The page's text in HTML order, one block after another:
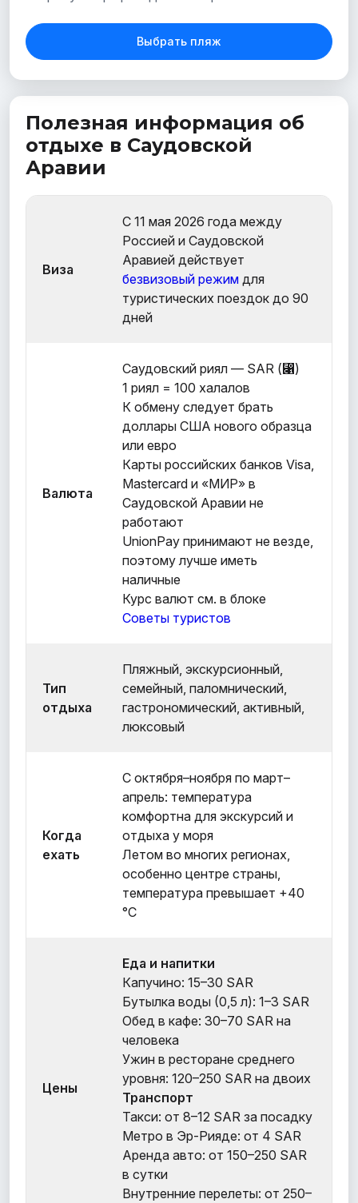
Выбрать пляж
Полезная информация об
отдыхе в Саудовской
Аравии
Виза
С 11 мая 2026 года между
Россией и Саудовской
Аравией действует
безвизовый режим для
туристических поездок до 90
дней
Валюта
Саудовский риял — SAR (⃁)
1 риял = 100 халалов
К обмену следует брать
доллары США нового образца
или евро
Карты российских банков Visa,
Mastercard и «МИР» в
Саудовской Аравии не
работают
UnionPay принимают не везде,
поэтому лучше иметь
наличные
Курс валют см. в блоке
Советы туристов
Тип
отдыха
Пляжный, экскурсионный,
семейный, паломнический,
гастрономический, активный,
люксовый
Когда
ехать
С октября–ноября по март–
апрель: температура
комфортна для экскурсий и
отдыха у моря
Летом во многих регионах,
особенно центре страны,
температура превышает +40
°C
Цены
Еда и напитки
Капучино: 15–30 SAR
Бутылка воды (0,5 л): 1–3 SAR
Обед в кафе: 30–70 SAR на
человека
Ужин в ресторане среднего
уровня: 120–250 SAR на двоих
Транспорт
Такси: от 8–12 SAR за посадку
Метро в Эр-Рияде: от 4 SAR
Аренда авто: от 150–250 SAR
в сутки
Внутренние перелеты: от 250–